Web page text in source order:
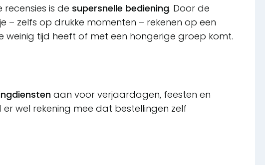
is de supersnelle bediening. Door de
– zelfs op drukke momenten – rekenen op een
weinig tijd heeft of met een hongerige groep komt.
aan voor verjaardagen, feesten en
wel rekening mee dat bestellingen zelf